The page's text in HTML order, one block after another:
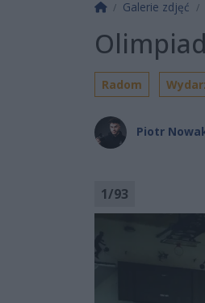
Strona główna
Galerie zdjęć
Radom
Piotr
1/93